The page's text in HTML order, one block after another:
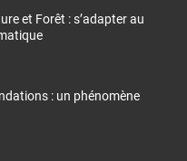
et Forêt : s’adapter au
: un phénomène